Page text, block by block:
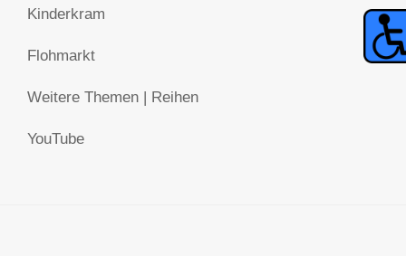
Kinderkram
Flohmarkt
Weitere Themen | Reihen
YouTube